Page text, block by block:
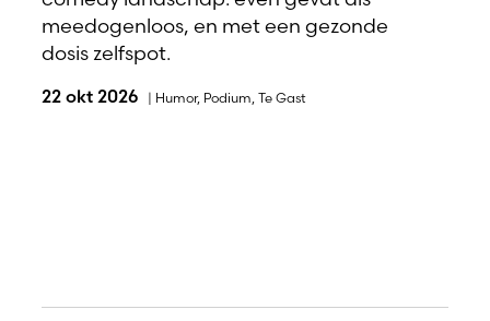
meedogenloos, en met een gezonde
dosis zelfspot.
22 okt 2026 | Humor, Podium, Te Gast